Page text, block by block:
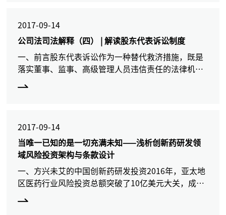
2017-09-14
公司法司法解释（四） | 解读股东代表诉讼制度
一、前言股东代表诉讼作为一种替代救济措施，既是
落实董事、监事、高级管理人员违信责任的法律机
2017-09-14
当唯一已知的是一切充满未知——浅析创新药研发领
域风险投资架构与条款设计
一、方兴未艾的中国创新药研发投资2016年，亚太地
区医药行业风险投资总额突破了10亿美元大关，成为